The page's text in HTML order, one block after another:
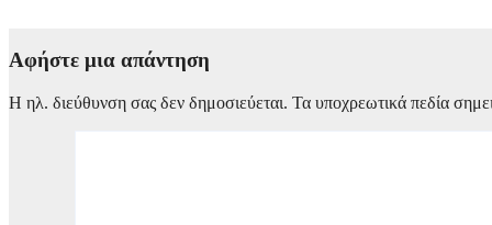
Αφήστε μια απάντηση
Η ηλ. διεύθυνση σας δεν δημοσιεύεται. Τα υποχρεωτικά πεδία